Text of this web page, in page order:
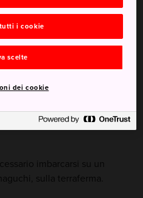
offre vedute splendide
imbarcarsi su un
sulla terraferma.
i cookie
scelte
dei cookie